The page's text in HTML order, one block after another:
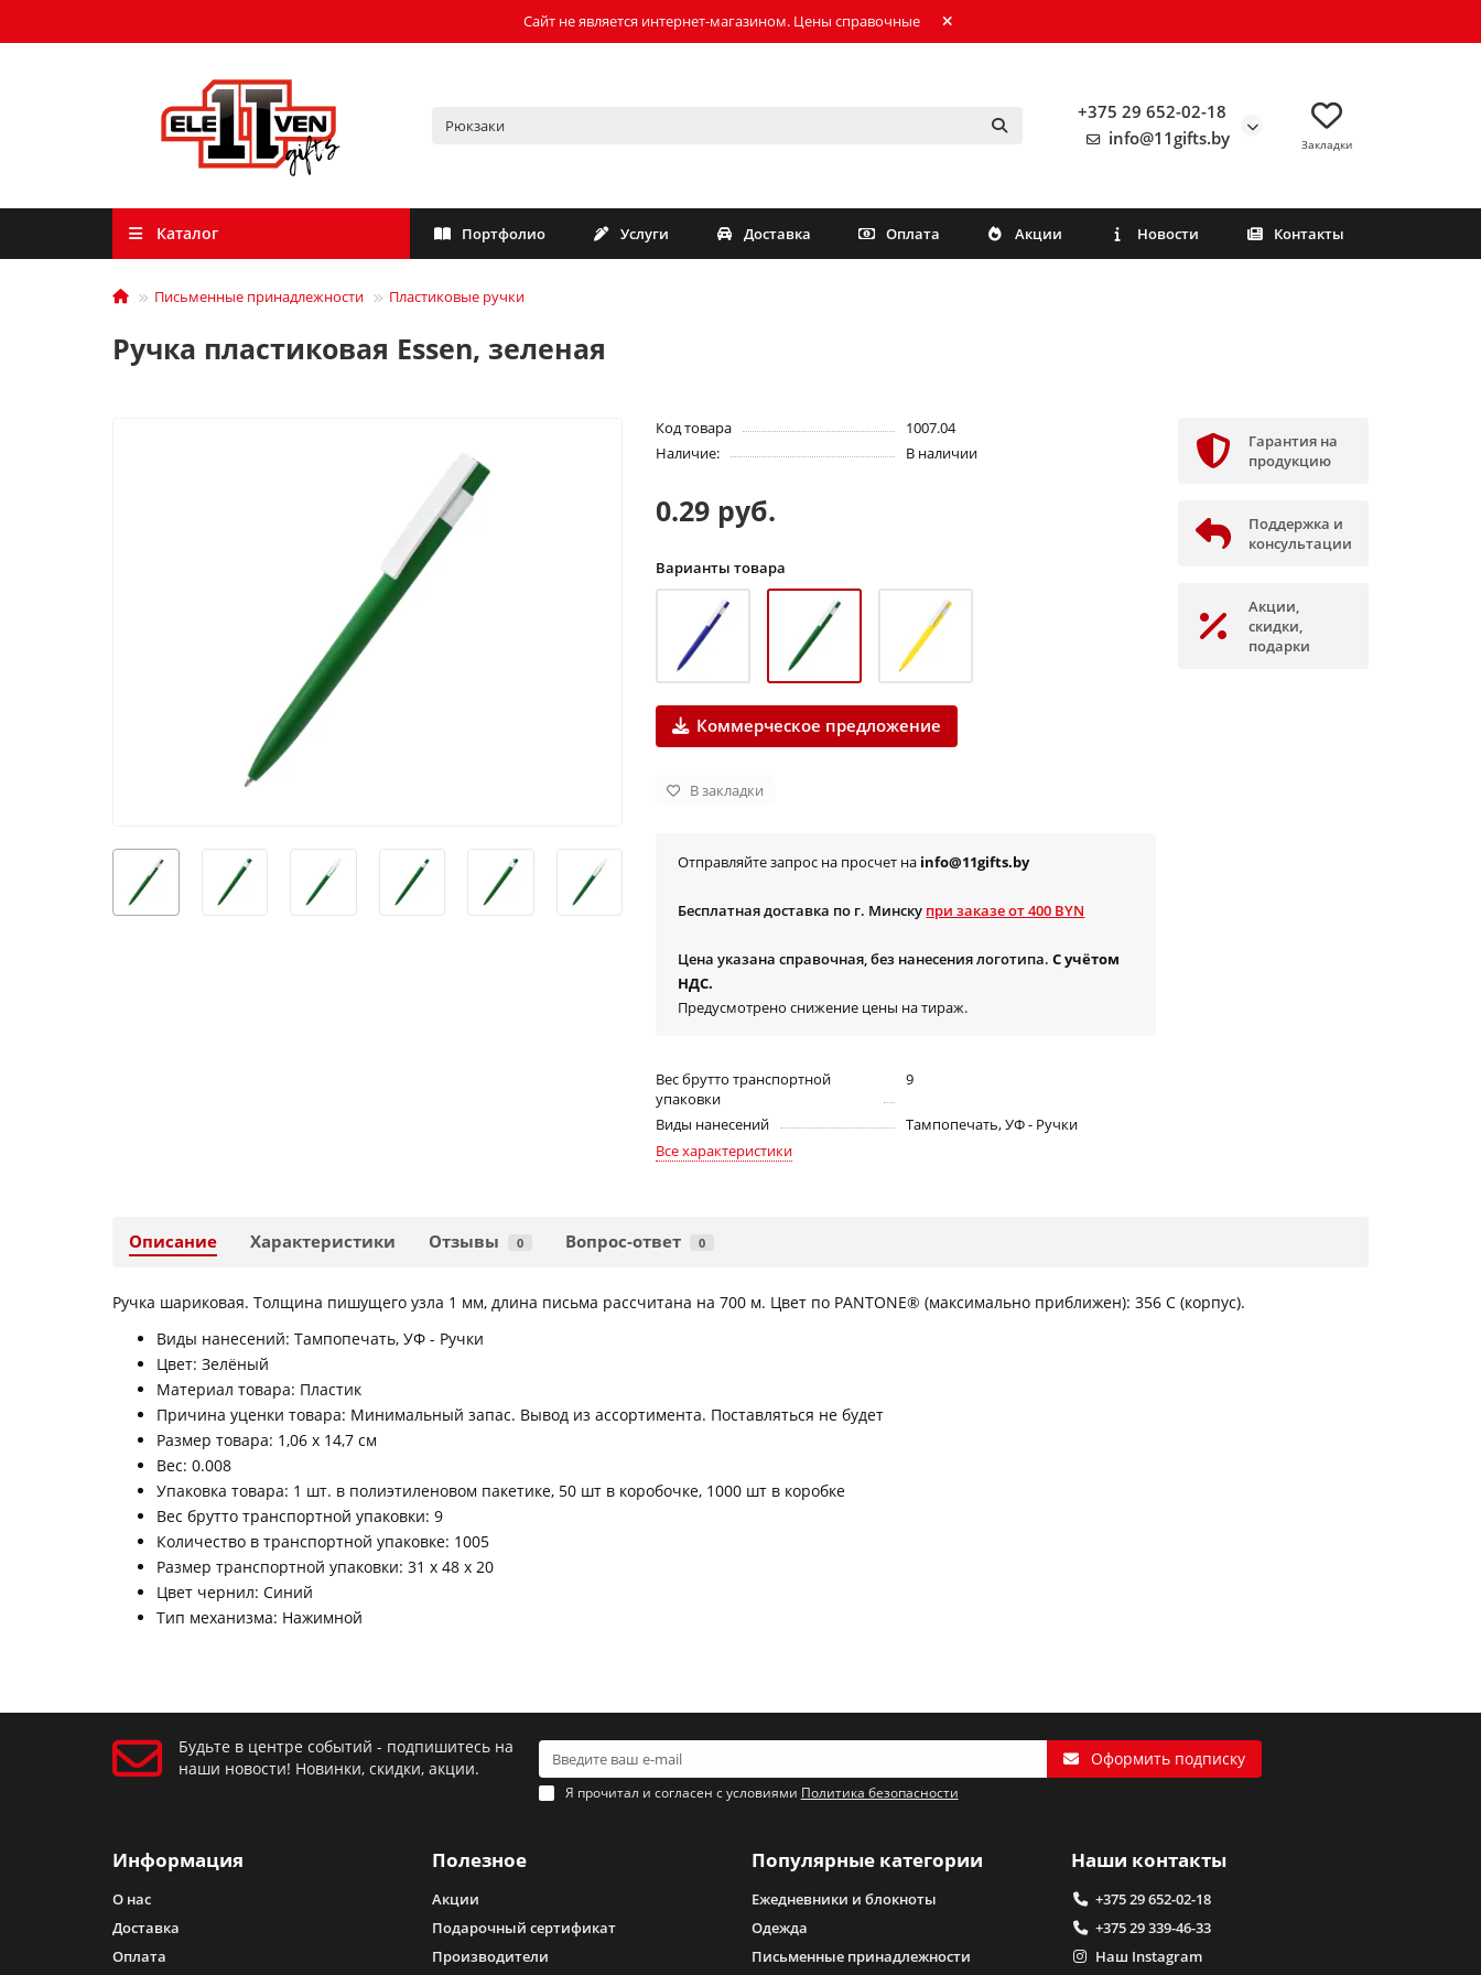
Сайт не является интернет-магазином. Цены справочные
+375 29 652-02-18
info@11gifts.by
Закладки
Каталог Портфолио Услуги Доставка Оплата Акции Новости Контакты
Письменные принадлежности Пластиковые ручки
Ручка пластиковая Essen, зеленая
Код товара
1007.04
Наличие:
В наличии
0.29 руб.
Варианты товара
Коммерческое предложение
В закладки
Отправляйте запрос на просчет на info@11gifts.by
Бесплатная доставка по г. Минску при заказе от 400 BYN
Цена указана справочная, без нанесения логотипа. С учётом
НДС.
Предусмотрено снижение цены на тираж.
Вес брутто транспортной
упаковки
9
Виды нанесений
Тампопечать, УФ - Pучки
Все характеристики
Гарантия на
продукцию
Поддержка и
консультации
Акции,
скидки,
подарки
Описание Характеристики Отзывы 0 Вопрос-ответ 0
Ручка шариковая. Толщина пишущего узла 1 мм, длина письма рассчитана на 700 м. Цвет по PANTONE® (максимально приближен): 356 C (корпус).
Виды нанесений: Тампопечать, УФ - Pучки
Цвет: Зелёный
Материал товара: Пластик
Причина уценки товара: Минимальный запас. Вывод из ассортимента. Поставляться не будет
Размер товара: 1,06 х 14,7 см
Вес: 0.008
Упаковка товара: 1 шт. в полиэтиленовом пакетике, 50 шт в коробочке, 1000 шт в коробке
Вес брутто транспортной упаковки: 9
Количество в транспортной упаковке: 1005
Размер транспортной упаковки: 31 x 48 x 20
Цвет чернил: Синий
Тип механизма: Нажимной
Будьте в центре событий - подпишитесь на
наши новости! Новинки, скидки, акции.
Оформить подписку
Я прочитал и согласен с условиями Политика безопасности
Информация
О нас
Доставка
Оплата
Полезное
Акции
Подарочный сертификат
Производители
Популярные категории
Ежедневники и блокноты
Одежда
Письменные принадлежности
Наши контакты
+375 29 652-02-18
+375 29 339-46-33
Наш Instagram